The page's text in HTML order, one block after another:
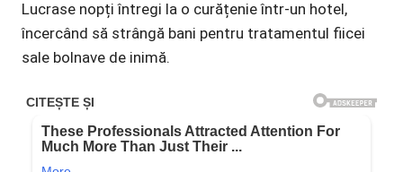
Lucrase nopți întregi la o curățenie într-un hotel,
încercând să strângă bani pentru tratamentul fiicei
sale bolnave de inimă.